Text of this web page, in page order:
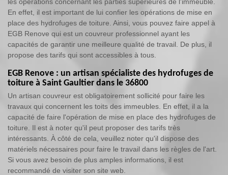
En effet, il est important de lui confier les opérations de mise en
place des hydrofuges de toiture. Ainsi, vous pouvez faire appel à
EGB Renove qui est un couvreur professionnel ayant les
capacités de garantir une meilleure qualité de travail. De plus, il
propose des tarifs qui sont accessibles à tous.
EGB Renove : un artisan spécialiste des hydrofuges de
toiture à Saint Gaultier dans le 36800
Un artisan couvreur est obligatoirement sollicité pour faire les
travaux qui concernent les toits des immeubles. En effet, il a la
capacité de faire l'opération de mise en place des hydrofuges de
toiture. Il est à noter qu'il peut proposer des tarifs très
intéressants. À côté de cela, veuillez noter qu'il dispose des
matériels nécessaires pour faire le travail dans les règles de l'art.
Si vous avez besoin de plus amples informations, il est
recommandé de visiter son site web.